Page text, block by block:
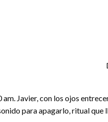
am. Javier, con los ojos
para apagarlo, ritual que